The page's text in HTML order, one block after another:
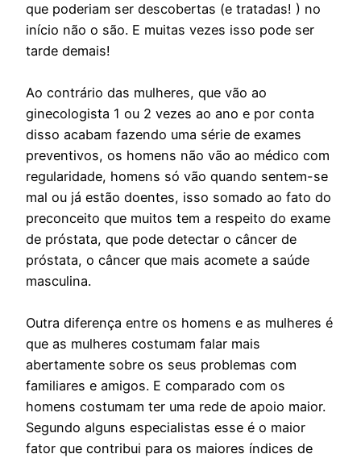
que poderiam ser descobertas (e tratadas! ) no
início não o são. E muitas vezes isso pode ser
tarde demais!
Ao contrário das mulheres, que vão ao
ginecologista 1 ou 2 vezes ao ano e por conta
disso acabam fazendo uma série de exames
preventivos, os homens não vão ao médico com
regularidade, homens só vão quando sentem-se
mal ou já estão doentes, isso somado ao fato do
preconceito que muitos tem a respeito do exame
de próstata, que pode detectar o câncer de
próstata, o câncer que mais acomete a saúde
masculina.
Outra diferença entre os homens e as mulheres é
que as mulheres costumam falar mais
abertamente sobre os seus problemas com
familiares e amigos. E comparado com os
homens costumam ter uma rede de apoio maior.
Segundo alguns especialistas esse é o maior
fator que contribui para os maiores índices de